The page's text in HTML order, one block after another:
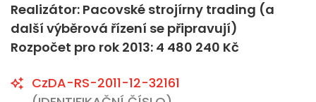
Realizátor: Pacovské strojírny trading (a
další výběrová řízení se připravují)
Rozpočet pro rok 2013: 4 480 240 Kč
CzDA-RS-2011-12-32161